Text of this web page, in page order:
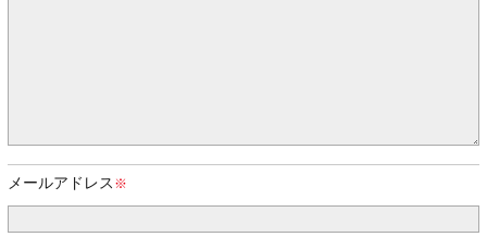
メールアドレス